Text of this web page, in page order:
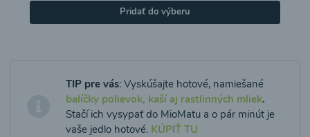
Pridať do výberu
TIP pre vás: Vyskúšajte hotové, namiešané
balíčky polievok, kaší aj rastlinných mliek.
Stačí ich vysypať do MioMatu a o pár minút je
vaše jedlo hotové. KÚPIŤ TU